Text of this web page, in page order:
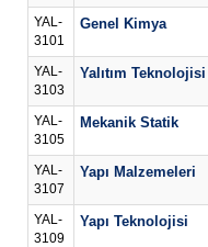
YAL-
3101
Genel Kimya
YAL-
3103
Yalıtım Teknolojisi I
YAL-
3105
Mekanik Statik
YAL-
3107
Yapı Malzemeleri
YAL-
3109
Yapı Teknolojisi